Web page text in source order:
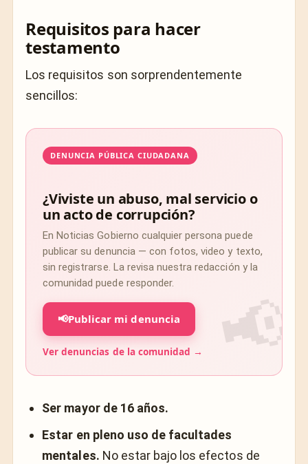
Requisitos para hacer
testamento
Los requisitos son sorprendentemente
sencillos:
DENUNCIA PÚBLICA CIUDADANA
¿Viviste un abuso, mal servicio o
un acto de corrupción?
En Noticias Gobierno cualquier persona puede
publicar su denuncia — con fotos, video y texto,
sin registrarse. La revisa nuestra redacción y la
comunidad puede responder.
📢Publicar mi denuncia
Ver denuncias de la comunidad →
Ser mayor de 16 años.
Estar en pleno uso de facultades
mentales. No estar bajo los efectos de